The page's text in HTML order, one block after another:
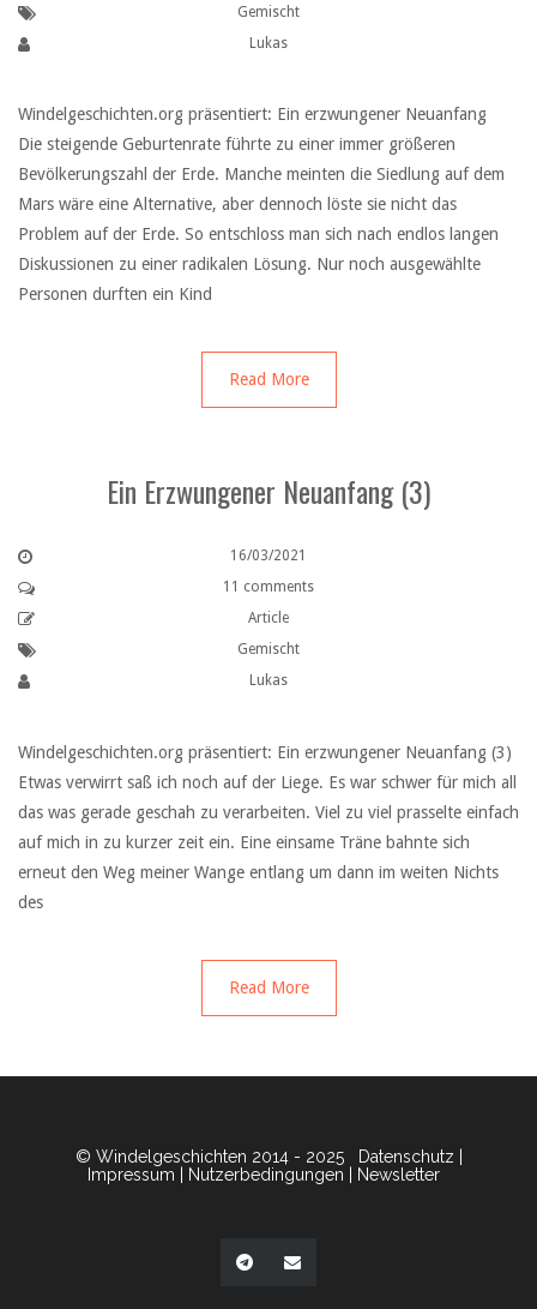
Gemischt
Lukas
Windelgeschichten.org präsentiert: Ein erzwungener Neuanfang
Die steigende Geburtenrate führte zu einer immer größeren
Bevölkerungszahl der Erde. Manche meinten die Siedlung auf dem
Mars wäre eine Alternative, aber dennoch löste sie nicht das
Problem auf der Erde. So entschloss man sich nach endlos langen
Diskussionen zu einer radikalen Lösung. Nur noch ausgewählte
Personen durften ein Kind
Read More
Ein Erzwungener Neuanfang (3)
16/03/2021
11 comments
Article
Gemischt
Lukas
Windelgeschichten.org präsentiert: Ein erzwungener Neuanfang (3)
Etwas verwirrt saß ich noch auf der Liege. Es war schwer für mich all
das was gerade geschah zu verarbeiten. Viel zu viel prasselte einfach
auf mich in zu kurzer zeit ein. Eine einsame Träne bahnte sich
erneut den Weg meiner Wange entlang um dann im weiten Nichts
des
Read More
© Windelgeschichten 2014 - 2025 Datenschutz
Impressum
Nutzerbedingungen Newsletter